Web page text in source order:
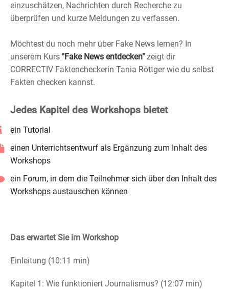
einzuschätzen, Nachrichten durch Recherche zu
überprüfen und kurze Meldungen zu verfassen.
Möchtest du noch mehr über Fake News lernen? In
unserem Kurs "Fake News entdecken" zeigt dir
CORRECTIV Faktencheckerin Tania Röttger wie du selbst
Fakten checken kannst.
Jedes Kapitel des Workshops bietet
ein Tutorial
einen Unterrichtsentwurf als Ergänzung zum Inhalt des
Workshops
ein Forum, in dem die Teilnehmer sich über den Inhalt des
Workshops austauschen können
Das erwartet Sie im Workshop
Einleitung (10:11 min)
Kapitel 1: Wie funktioniert Journalismus? (12:07 min)